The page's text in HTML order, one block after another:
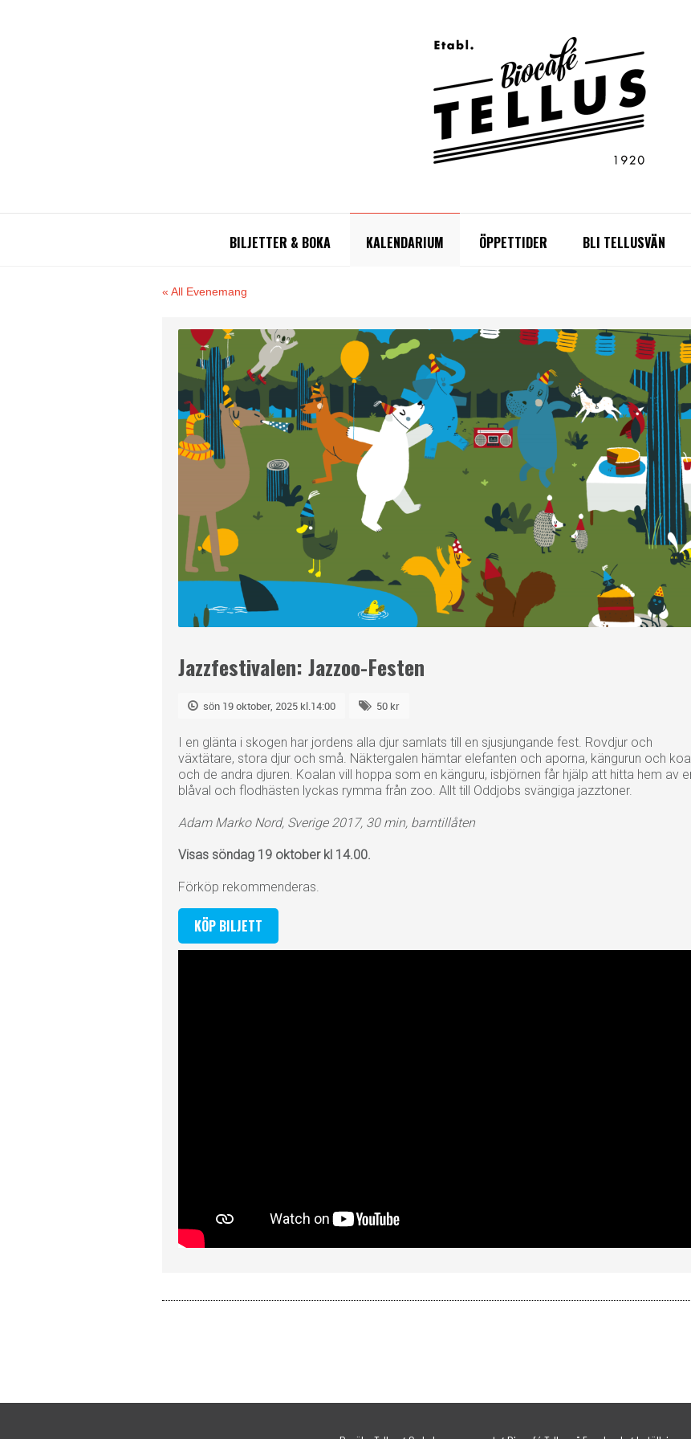
BILJETTER & BOKA KALENDARIUM ÖPPETTIDER BLI TELLUSVÄN
« All Evenemang
Jazzfestivalen: Jazzoo-Festen
sön 19 oktober, 2025 kl.14:00 50 kr
I en glänta i skogen har jordens alla djur samlats till en sjusjungande fest. Rovdjur och
växtätare, stora djur och små. Näktergalen hämtar elefanten och aporna, kängurun och
och de andra djuren. Koalan vill hoppa som en känguru, isbjörnen får hjälp att hitta hem av
blåval och flodhästen lyckas rymma från zoo. Allt till Oddjobs svängiga jazztoner.
Adam Marko Nord, Sverige 2017, 30 min, barntillåten
Visas söndag 19 oktober kl 14.00.
Förköp rekommenderas.
KÖP BILJETT